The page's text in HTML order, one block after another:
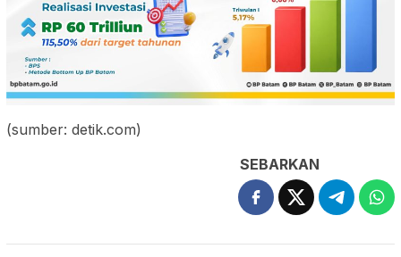
(sumber: detik.com)
SEBARKAN